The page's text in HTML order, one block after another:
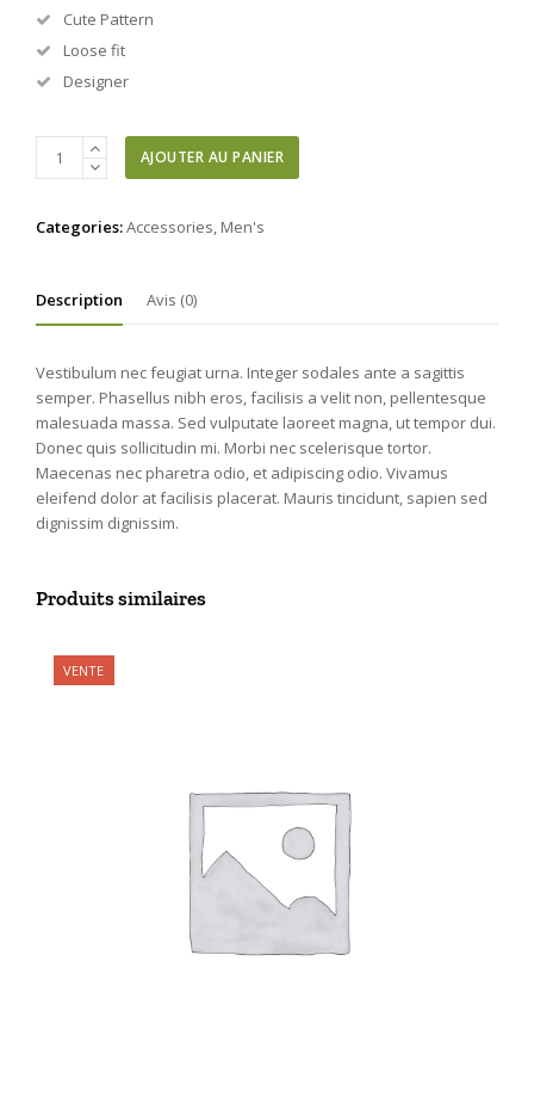
Cute Pattern
Loose fit
Designer
quantité
Jumper
AJOUTER AU PANIER
Categories:Accessories, Men's
Description Avis (0)
Vestibulum nec feugiat urna. Integer sodales ante a sagittis
semper. Phasellus nibh eros, facilisis a velit non, pellentesque
malesuada massa. Sed vulputate laoreet magna, ut tempor dui.
Donec quis sollicitudin mi. Morbi nec scelerisque tortor.
Maecenas nec pharetra odio, et adipiscing odio. Vivamus
eleifend dolor at facilisis placerat. Mauris tincidunt, sapien sed
dignissim dignissim.
Produits similaires
VENTE